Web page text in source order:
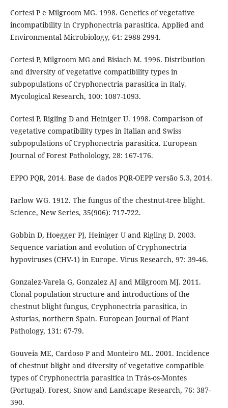
Cortesi P e Milgroom MG. 1998. Genetics of vegetative
incompatibility in Cryphonectria parasitica. Applied and
Environmental Microbiology, 64: 2988-2994.
Cortesi P, Milgroom MG and Bisiach M. 1996. Distribution
and diversity of vegetative compatibility types in
subpopulations of Cryphonectria parasitica in Italy.
Mycological Research, 100: 1087-1093.
Cortesi P, Rigling D and Heiniger U. 1998. Comparison of
vegetative compatibility types in Italian and Swiss
subpopulations of Cryphonectria parasitica. European
Journal of Forest Patholology, 28: 167-176.
EPPO PQR, 2014. Base de dados PQR-OEPP versão 5.3, 2014.
Farlow WG. 1912. The fungus of the chestnut-tree blight.
Science, New Series, 35(906): 717-722.
Gobbin D, Hoegger PJ, Heiniger U and Rigling D. 2003.
Sequence variation and evolution of Cryphonectria
hypoviruses (CHV-1) in Europe. Virus Research, 97: 39-46.
Gonzalez-Varela G, Gonzalez AJ and Milgroom MJ. 2011.
Clonal population structure and introductions of the
chestnut blight fungus, Cryphonectria parasitica, in
Asturias, northern Spain. European Journal of Plant
Pathology, 131: 67-79.
Gouveia ME, Cardoso P and Monteiro ML. 2001. Incidence
of chestnut blight and diversity of vegetative compatible
types of Cryphonectria parasitica in Trás-os-Montes
(Portugal). Forest, Snow and Landscape Research, 76: 387-
390.